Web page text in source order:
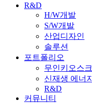
R&D
H/W개발
S/W개발
산업디자인
솔루션
포트폴리오
무인키오스크
신재생 에너지
R&D
커뮤니티